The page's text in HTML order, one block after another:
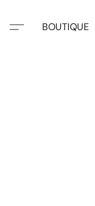
BOUTIQUE